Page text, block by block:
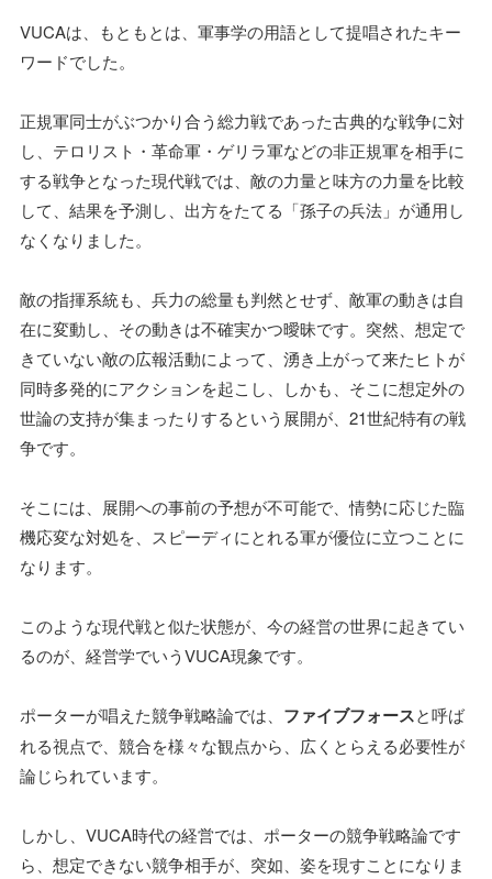
VUCAは、もともとは、軍事学の用語として提唱されたキー
ワードでした。
正規軍同士がぶつかり合う総力戦であった古典的な戦争に対
し、テロリスト・革命軍・ゲリラ軍などの非正規軍を相手に
する戦争となった現代戦では、敵の力量と味方の力量を比較
して、結果を予測し、出方をたてる「孫子の兵法」が通用し
なくなりました。
敵の指揮系統も、兵力の総量も判然とせず、敵軍の動きは自
在に変動し、その動きは不確実かつ曖昧です。突然、想定で
きていない敵の広報活動によって、湧き上がって来たヒトが
同時多発的にアクションを起こし、しかも、そこに想定外の
世論の支持が集まったりするという展開が、21世紀特有の戦
争です。
そこには、展開への事前の予想が不可能で、情勢に応じた臨
機応変な対処を、スピーディにとれる軍が優位に立つことに
なります。
このような現代戦と似た状態が、今の経営の世界に起きてい
るのが、経営学でいうVUCA現象です。
ポーターが唱えた競争戦略論では、 ファイブフォースと呼ば
れる視点で、競合を様々な観点から、広くとらえる必要性が
論じられています。
しかし、VUCA時代の経営では、ポーターの競争戦略論です
ら、想定できない競争相手が、突如、姿を現すことになりま